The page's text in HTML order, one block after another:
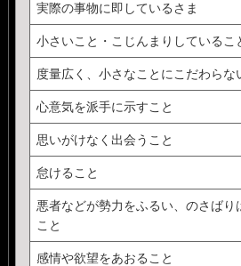
実際の事物に即しているさま
小さいこと・こじんまりしているこ
度量広く、小さなことにこだわらな
心意気を派手に示すこと
思いがけなく出会うこと
怠けること
悪者などが勢力をふるい、のさばり
こと
感情や欲望をあおること